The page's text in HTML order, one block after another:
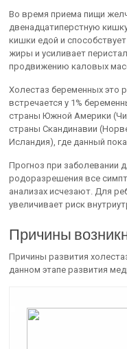
Во время приема пищи
двенадцатиперстную
кишки едой и
жиры и усиливает
продвижению каловых
Холестаз беременных это
встречается у 1%
страны Южной Америки
страны Скандинавии
Исландия), где данный
Прогноз при заболевании
родоразрешения все
анализах исчезают. Для
увеличивает риск
Причины
Причины развития
данном этапе развития